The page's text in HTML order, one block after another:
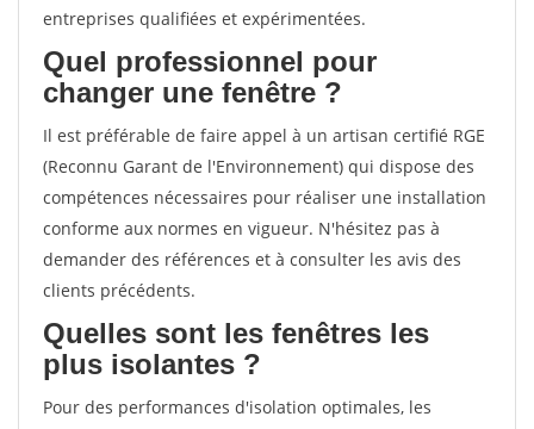
entreprises qualifiées et expérimentées.
Quel professionnel pour
changer une fenêtre ?
Il est préférable de faire appel à un artisan certifié RGE
(Reconnu Garant de l'Environnement) qui dispose des
compétences nécessaires pour réaliser une installation
conforme aux normes en vigueur. N'hésitez pas à
demander des références et à consulter les avis des
clients précédents.
Quelles sont les fenêtres les
plus isolantes ?
Pour des performances d'isolation optimales, les